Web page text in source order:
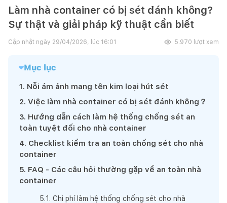
Làm nhà container có bị sét đánh không?
Sự thật và giải pháp kỹ thuật cần biết
Cập nhật ngày 29/04/2026, lúc 16:01 5.970 lượt xem
Mục lục
1. Nỗi ám ảnh mang tên kim loại hút sét
2. Việc làm nhà container có bị sét đánh không？
3. Hướng dẫn cách làm hệ thống chống sét an
toàn tuyệt đối cho nhà container
4. Checklist kiểm tra an toàn chống sét cho nhà
container
5. FAQ - Các câu hỏi thường gặp về an toàn nhà
container
5.1 . Chi phí làm hệ thống chống sét cho nhà